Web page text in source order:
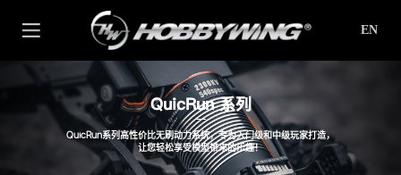
EN
QuicRun 系列
QuicRun系列高性价比无刷动力系统，专为入门级和中级玩家打造，
让您轻松享受模型带来的乐趣！